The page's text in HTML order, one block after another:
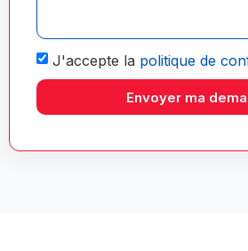
J'accepte la politique de
Envoyer ma